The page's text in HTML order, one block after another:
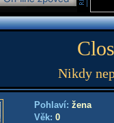
Nikdy
Pohlaví: žena
Věk: 0